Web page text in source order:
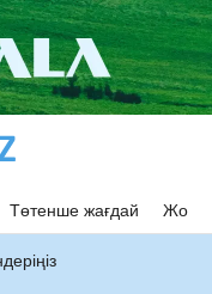
Төтенше жағдай Жол